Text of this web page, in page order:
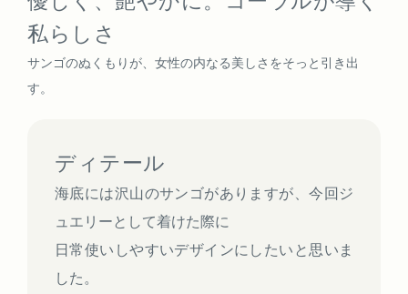
私らしさ
サンゴのぬくもりが、女性の内なる美しさをそっと引き出
す。
ディテール
海底には沢山のサンゴがありますが、今回ジ
ュエリーとして着けた際に
日常使いしやすいデザインにしたいと思いま
した。